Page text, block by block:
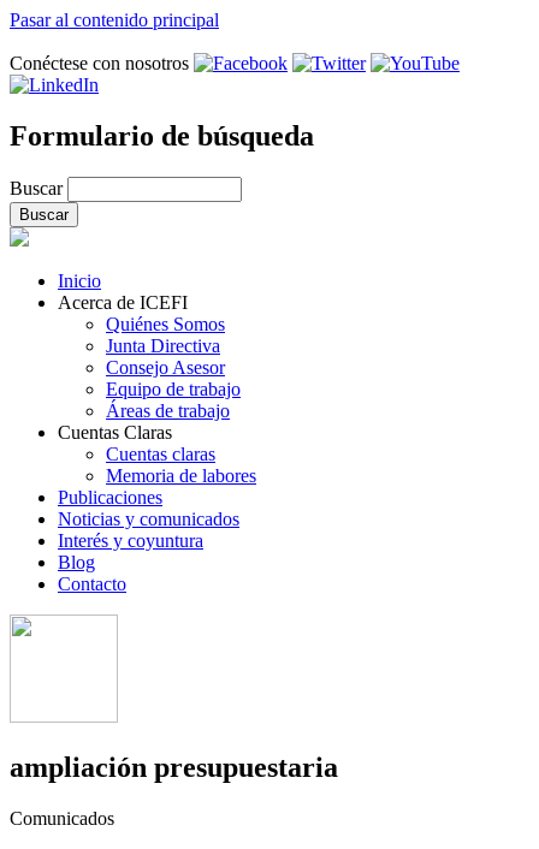
Pasar al contenido principal
Conéctese con nosotros
Formulario de búsqueda
Buscar
Inicio
Acerca de ICEFI
Quiénes Somos
Junta Directiva
Consejo Asesor
Equipo de trabajo
Áreas de trabajo
Cuentas Claras
Cuentas claras
Memoria de labores
Publicaciones
Noticias y comunicados
Interés y coyuntura
Blog
Contacto
ampliación presupuestaria
Comunicados